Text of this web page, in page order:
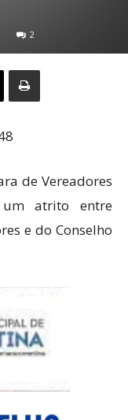
2
de Vereadores
atrito entre
e do Conselho